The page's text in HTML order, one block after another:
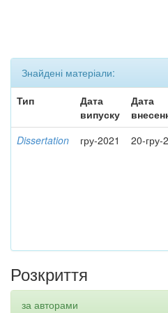
Знайдені матеріали:
Тип
Дата
випуску
Дата
Dissertation гру-2021 20-гру-
Розкриття
за авторами